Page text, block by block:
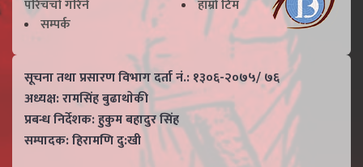
परिचर्चा गरिने
हाम्राे टिम
सम्पर्क
सूचना तथा प्रसारण विभाग दर्ता नं.: १३०६-२०७५/ ७६
अध्यक्ष: रामसिंह बुढाथाेकी
प्रबन्ध निर्देशक: हुकुम बहादुर सिंह
सम्पादक: हिरामणि दु:खी